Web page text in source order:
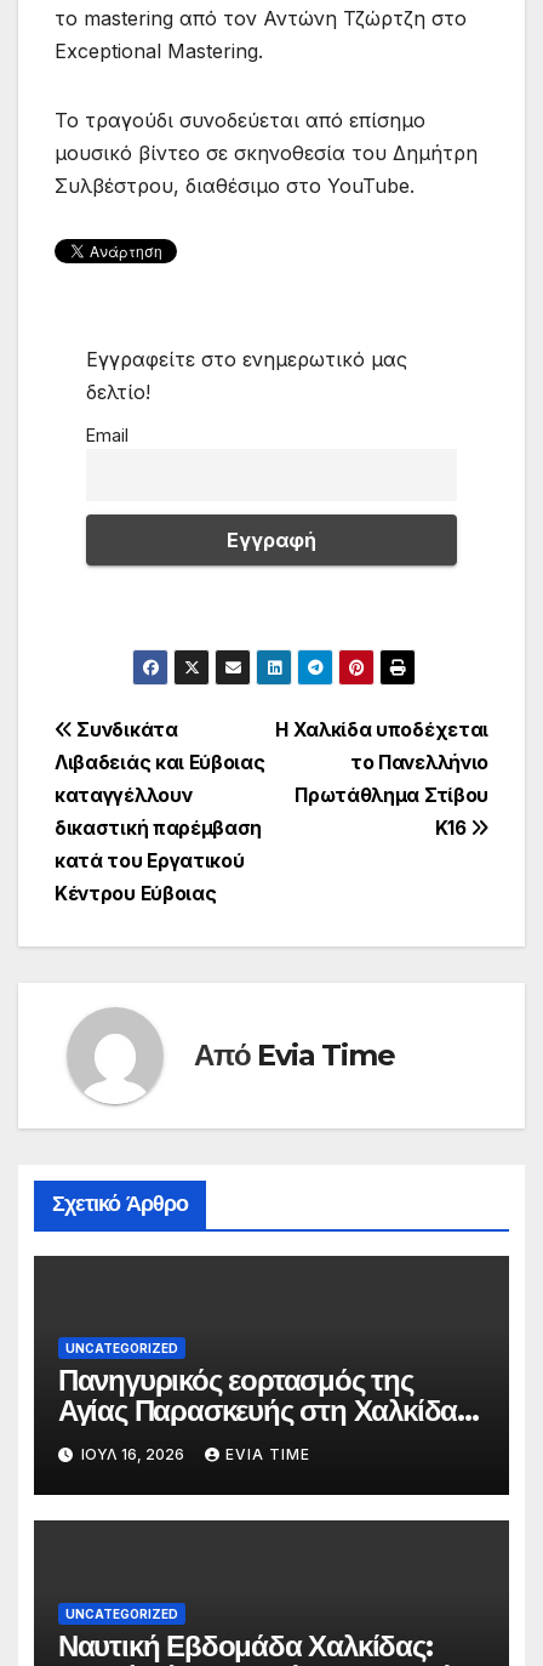
το mastering από τον Αντώνη Τζώρτζη στο
Exceptional Mastering.
Το τραγούδι συνοδεύεται από επίσημο
μουσικό βίντεο σε σκηνοθεσία του Δημήτρη
Συλβέστρου, διαθέσιμο στο YouTube.
Εγγραφείτε στο ενημερωτικό μας
δελτίο!
Email
Πλοήγηση
άρθρων
Η Χαλκίδα υποδέχεται
το Πανελλήνιο
Πρωτάθλημα Στίβου
Κ16
Συνδικάτα
Λιβαδειάς και Εύβοιας
καταγγέλλουν
δικαστική παρέμβαση
κατά του Εργατικού
Κέντρου Εύβοιας
Από Evia Time
Σχετικό Άρθρο
UNCATEGORIZED
Πανηγυρικός εορτασμός της
Αγίας Παρασκευής στη Χαλκίδα
τις 25 και 26 Ιουλίου
ΙΟΎΛ 16, 2026 EVIA TIME
UNCATEGORIZED
Ναυτική Εβδομάδα Χαλκίδας: